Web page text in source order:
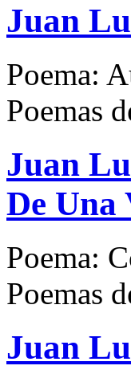
Juan
Poema:
Poemas
Juan
De Una
Poema:
Poemas
Juan